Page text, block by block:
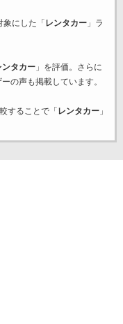
象にした「 レンタカー」ラ
ンタカー」を評価。さらに
の声も掲載しています。
することで「 レンタカー」